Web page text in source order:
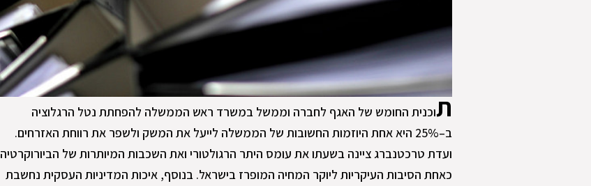
תוכנית החומש של האגף לחברה וממשל במשרד ראש הממשלה להפחתת נטל הרגלוציה
ב–25% היא אחת היוזמות החשובות של הממשלה לייעל את המשק ולשפר את רווחת האזרחים.
ועדת טרכטנברג ציינה בשעתו את עומס היתר הרגולטורי ואת השכבות המיותרות של הביורוקרטיה
כאחת הסיבות העיקריות ליוקר המחיה המופרז בישראל. בנוסף, איכות המדיניות העסקית נחשבת